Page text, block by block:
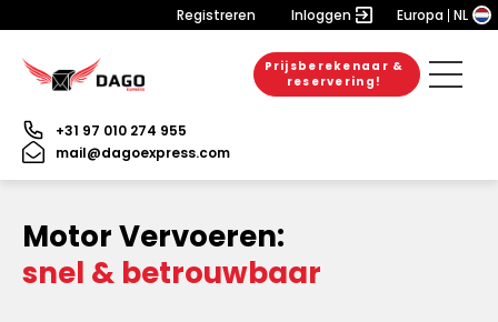
Registreren Inloggen Europa NL
Prijsberekenaar &
reservering!
+31 97 010 274 955
mail@dagoexpress.com
Motor Vervoeren:
snel & betrouwbaar